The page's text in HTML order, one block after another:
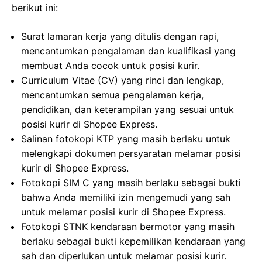
berikut ini:
Surat lamaran kerja yang ditulis dengan rapi,
mencantumkan pengalaman dan kualifikasi yang
membuat Anda cocok untuk posisi kurir.
Curriculum Vitae (CV) yang rinci dan lengkap,
mencantumkan semua pengalaman kerja,
pendidikan, dan keterampilan yang sesuai untuk
posisi kurir di Shopee Express.
Salinan fotokopi KTP yang masih berlaku untuk
melengkapi dokumen persyaratan melamar posisi
kurir di Shopee Express.
Fotokopi SIM C yang masih berlaku sebagai bukti
bahwa Anda memiliki izin mengemudi yang sah
untuk melamar posisi kurir di Shopee Express.
Fotokopi STNK kendaraan bermotor yang masih
berlaku sebagai bukti kepemilikan kendaraan yang
sah dan diperlukan untuk melamar posisi kurir.